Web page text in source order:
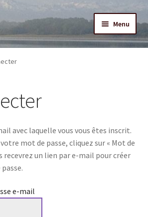
Menu
Ouvrir
avec laquelle vous vous êtes inscrit.
mot de passe, cliquez sur « Mot de
recevrez un lien par e-mail pour créer
e-mail